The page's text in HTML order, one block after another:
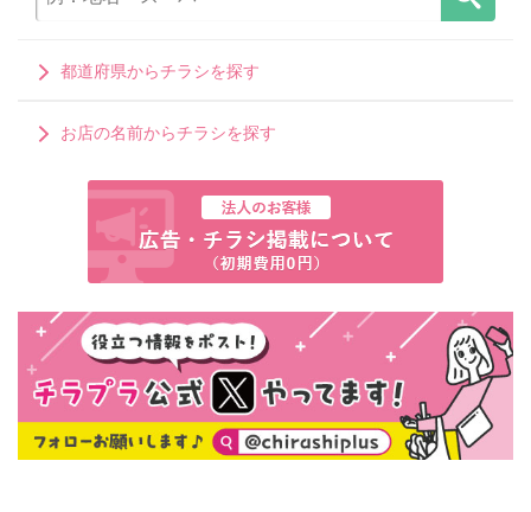
都道府県からチラシを探す
お店の名前からチラシを探す